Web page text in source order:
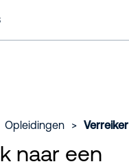
Opleidingen >
naar een